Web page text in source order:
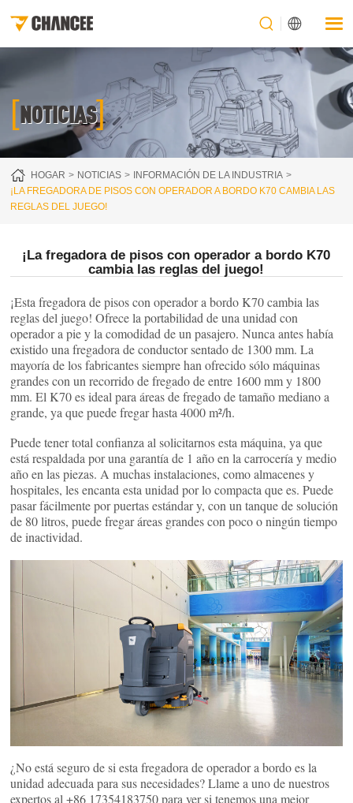
[NOTICIAS]
HOGAR NOTICIAS
INFORMACIÓN DE LA INDUSTRIA
¡LA FREGADORA DE PISOS CON OPERADOR A BORDO K70 CAMBIA LAS
REGLAS DEL JUEGO!
¡La fregadora de pisos con operador a bordo K70
cambia las reglas del juego!
¡Esta fregadora de pisos con operador a bordo K70 cambia las
reglas del juego! Ofrece la portabilidad de una unidad con
operador a pie y la comodidad de un pasajero. Nunca antes había
existido una fregadora de conductor sentado de 1300 mm. La
mayoría de los fabricantes siempre han ofrecido sólo máquinas
grandes con un recorrido de fregado de entre 1600 mm y 1800
mm. El K70 es ideal para áreas de fregado de tamaño mediano a
grande, ya que puede fregar hasta 4000 m²/h.
Puede tener total confianza al solicitarnos esta máquina, ya que
está respaldada por una garantía de 1 año en la carrocería y medio
año en las piezas. A muchas instalaciones, como almacenes y
hospitales, les encanta esta unidad por lo compacta que es. Puede
pasar fácilmente por puertas estándar y, con un tanque de solución
de 80 litros, puede fregar áreas grandes con poco o ningún tiempo
de inactividad.
¿No está seguro de si esta fregadora de operador a bordo es la
unidad adecuada para sus necesidades? Llame a uno de nuestros
expertos al +86 17354183750 para ver si tenemos una mejor